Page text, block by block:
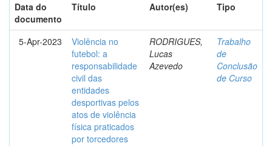
Data do
documento
Título Autor(es) Tipo
5-Apr-2023
Violência no
futebol: a
responsabilidade
civil das
entidades
desportivas pelos
atos de violência
física praticados
por torcedores
RODRIGUES,
Lucas
Azevedo
Trabalho
de
Conclusão
de Curso